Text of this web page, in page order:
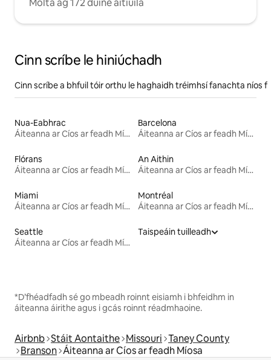
Molta ag 172 duine áitiúila
Cinn scríbe le hiniúchadh
Cinn scríbe a bhfuil tóir orthu le haghaidh tréimhsí fanachta níos
Nua-Eabhrac
Áiteanna ar Cíos ar feadh Míosa
Barcelona
Áiteanna ar Cíos ar feadh Míosa
Flórans
Áiteanna ar Cíos ar feadh Míosa
An Aithin
Áiteanna ar Cíos ar feadh Míosa
Miami
Áiteanna ar Cíos ar feadh Míosa
Montréal
Áiteanna ar Cíos ar feadh Míosa
Seattle
Áiteanna ar Cíos ar feadh Míosa
Taispeáin tuilleadh
*D’fhéadfadh sé go mbeadh roinnt eisiamh i bhfeidhm in
áiteanna áirithe agus i gcás roinnt réadmhaoine.
Airbnb Stáit Aontaithe Missouri Taney County
Branson Áiteanna ar Cíos ar feadh Míosa